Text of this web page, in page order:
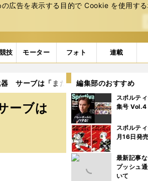
広告を表⽰する⽬的で Cookie を使⽤す
技 モーター フォト 連載
サーブは「まだまだスピードも足りてい
ーブは
編集部のおすすめ
スポルテ
集号
スポルテ
月16日発売
最新記事
プッシュ
いて